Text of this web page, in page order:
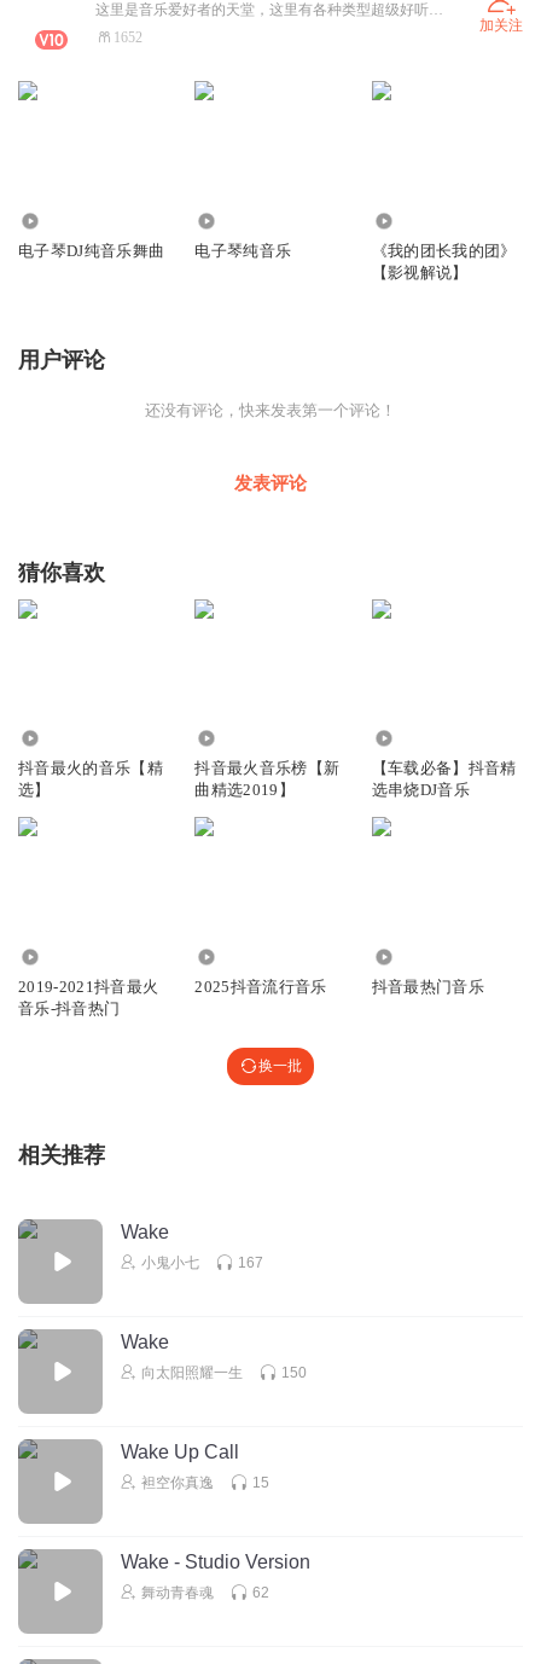
这里是音乐爱好者的天堂，这里有各种类型超级好听的音乐。
1652
加关注
电子琴DJ纯音乐舞曲 电子琴纯音乐
《我的团长我的团》
【影视解说】
用户评论
还没有评论，快来发表第一个评论！
发表评论
猜你喜欢
抖音最火的音乐【精
选】
抖音最火音乐榜【新
曲精选2019】
【车载必备】抖音精
选串烧DJ音乐
2019-2021抖音最火
音乐-抖音热门
2025抖音流行音乐 抖音最热门音乐
换一批
相关推荐
Wake
小鬼小七 167
Wake
向太阳照耀一生 150
Wake Up Call
袒空你真逸 15
Wake - Studio Version
舞动青春魂 62